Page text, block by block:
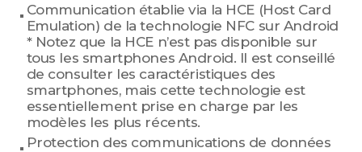
Communication établie via la HCE (Host Card
Emulation) de la technologie NFC sur Android
* Notez que la HCE n’est pas disponible sur
tous les smartphones Android. Il est conseillé
de consulter les caractéristiques des
smartphones, mais cette technologie est
essentiellement prise en charge par les
modèles les plus récents.
Protection des communications de données